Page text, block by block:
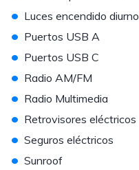
• Luces encendido diurno
• Puertos USB A
• Puertos USB C
• Radio AM/FM
• Radio Multimedia
• Retrovisores eléctricos
• Seguros eléctricos
• Sunroof